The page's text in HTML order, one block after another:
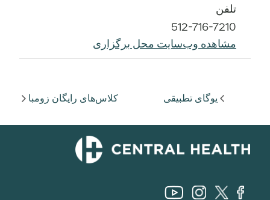
تلفن
512-716-7210
مشاهده وب‌سایت محل برگزاری
یوگای تطبیقی کلاس‌های رایگان زومبا